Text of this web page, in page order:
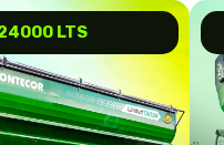
LTS